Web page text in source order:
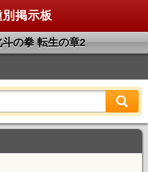
掲示板
の拳 転生の章2